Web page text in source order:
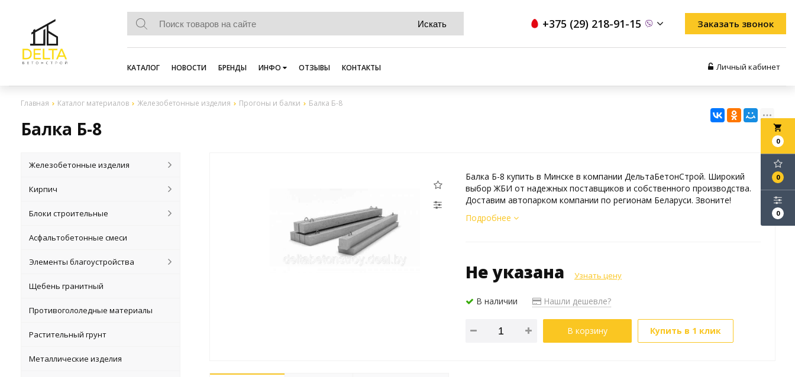
+375 (29) 218-91-15 Заказать звонок
КАТАЛОГ НОВОСТИ БРЕНДЫ ИНФО ОТЗЫВЫ КОНТАКТЫ Личный кабинет
Главная Каталог материалов Железобетонные изделия Прогоны и балки Балка Б-8
Балка Б-8 local_grocery_store
0
0
0
Железобетонные изделия
Кирпич
Блоки строительные
Асфальтобетонные смеси
Элементы благоустройства
Щебень гранитный
Противогололедные материалы
Растительный грунт
Металлические изделия
Балка Б-8 купить в Минске в компании ДельтаБетонСтрой. Широкий
выбор ЖБИ от надежных поставщиков и собственного производства.
Доставим автопарком компании по регионам Беларуси. Звоните!
Подробнее
Не указана Узнать цену
В наличии Нашли дешевле?
В корзину Купить в 1 клик